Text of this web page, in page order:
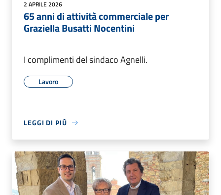
2 APRILE 2026
65 anni di attività commerciale per
Graziella Busatti Nocentini
I complimenti del sindaco Agnelli.
Lavoro
LEGGI DI PIÙ